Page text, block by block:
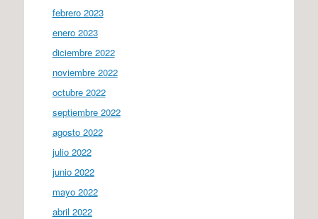
febrero 2023
enero 2023
diciembre 2022
noviembre 2022
octubre 2022
septiembre 2022
agosto 2022
julio 2022
junio 2022
mayo 2022
abril 2022